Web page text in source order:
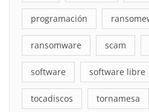
programación
ransomware scam
software software libre
tocadiscos tornamesa